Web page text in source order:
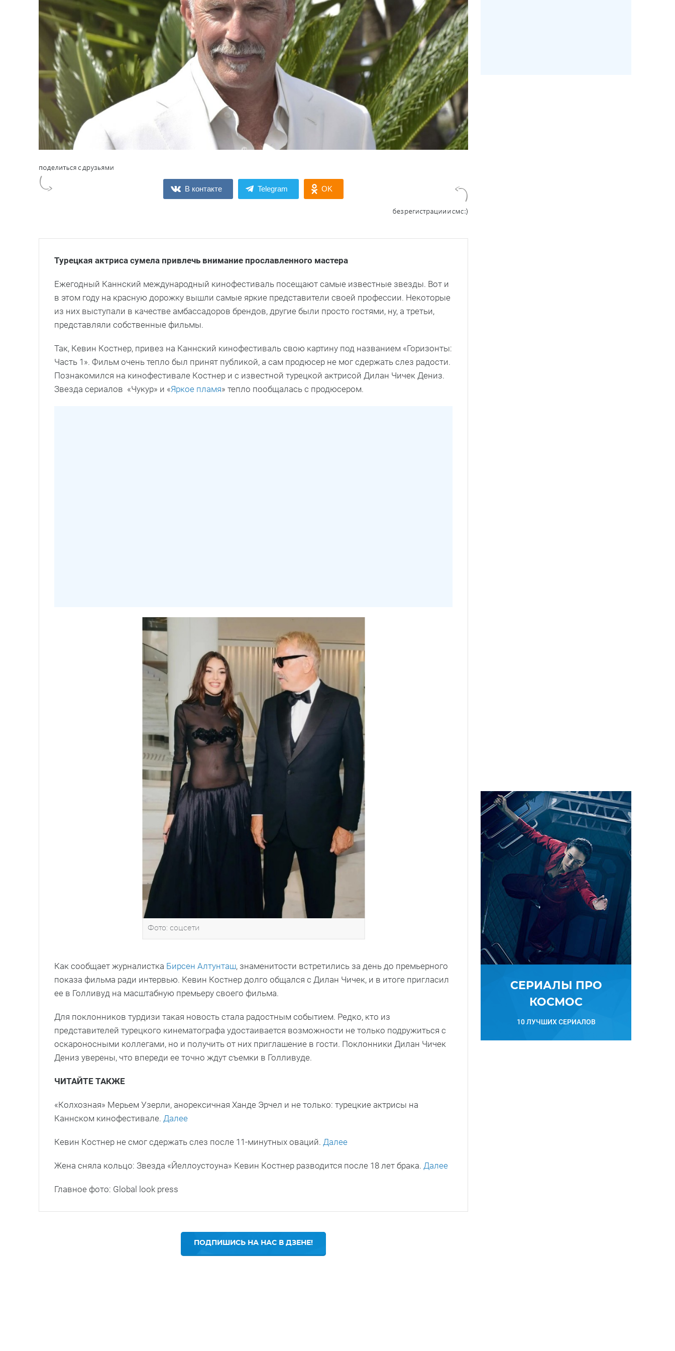
В контакте Telegram OK
Турецкая актриса сумела привлечь внимание прославленного мастера
Ежегодный Каннский международный кинофестиваль посещают самые известные звезды. Вот и
в этом году на красную дорожку вышли самые яркие представители своей профессии. Некоторые
из них выступали в качестве амбассадоров брендов, другие были просто гостями, ну, а третьи,
представляли собственные фильмы.
Так, Кевин Костнер, привез на Каннский кинофестиваль свою картину под названием «Горизонты:
Часть 1». Фильм очень тепло был принят публикой, а сам продюсер не мог сдержать слез радости.
Познакомился на кинофестивале Костнер и с известной турецкой актрисой Дилан Чичек Дениз.
Звезда сериалов «Чукур» и «Яркое пламя» тепло пообщалась с продюсером.
Фото: соцсети
Как сообщает журналистка Бирсен Алтунташ, знаменитости встретились за день до премьерного
показа фильма ради интервью. Кевин Костнер долго общался с Дилан Чичек, и в итоге пригласил
ее в Голливуд на масштабную премьеру своего фильма.
Для поклонников турдизи такая новость стала радостным событием. Редко, кто из
представителей турецкого кинематографа удостаивается возможности не только подружиться с
оскароносными коллегами, но и получить от них приглашение в гости. Поклонники Дилан Чичек
Дениз уверены, что впереди ее точно ждут съемки в Голливуде.
ЧИТАЙТЕ ТАКЖЕ
«Колхозная» Мерьем Узерли, анорексичная Ханде Эрчел и не только: турецкие актрисы на
Каннском кинофестивале. Далее
Кевин Костнер не смог сдержать слез после 11-минутных оваций. Далее
Жена сняла кольцо: Звезда «Йеллоустоуна» Кевин Костнер разводится после 18 лет брака. Далее
Главное фото: Global look press
ПОДПИШИСЬ НА НАС В ДЗЕНЕ!
СЕРИАЛЫ ПРО
КОСМОС
10 ЛУЧШИХ СЕРИАЛОВ